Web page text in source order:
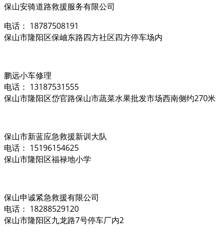
保山安骑道路救援服务有限公司
电话： 18787508191
保山市隆阳区保岫东路四方社区四方停车场内
鹏远小车修理
电话： 13187531555
保山市隆阳区岱官路保山市蔬菜水果批发市场西南侧约270米
保山市新蓝应急救援新训大队
电话： 15196154625
保山市隆阳区福禄地小学
保山申诚紧急救援有限公司
电话： 18288529120
保山市隆阳区九龙路7号停车厂内2